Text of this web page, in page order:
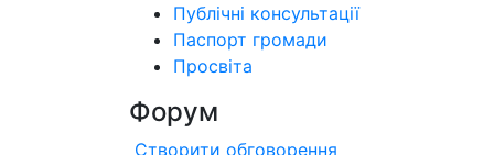
Публічні консультації
Паспорт громади
Просвіта
Форум
Створити обговорення